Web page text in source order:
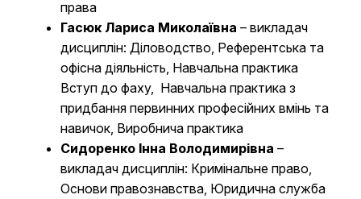
права
Гасюк Лариса Миколаївна – викладач
дисциплін: Діловодство, Референтська та
офісна діяльність, Навчальна практика
Вступ до фаху, Навчальна практика з
придбання первинних професійних вмінь та
навичок, Виробнича практика
Сидоренко Інна Володимирівна –
викладач дисциплін: Кримінальне право,
Основи правознавства, Юридична служба